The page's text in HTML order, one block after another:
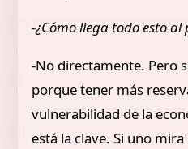
-¿Cómo llega todo esto al
-No directamente. Pero
porque tener más
vulnerabilidad de la
está la clave. Si uno